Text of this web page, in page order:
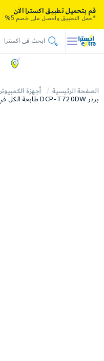
الصفحة الرئيسية أجهزة الكمبيوتر
برذر DCP-T720DW طابعة الكل في واحد، لاسلكية، أسود
قم بتحميل تطبيق اكسترا الآن
*حمل التطبيق واحصل على خصم 5%